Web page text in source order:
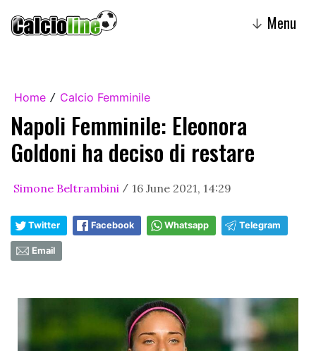
↓ Menu
Home / Calcio Femminile
Napoli Femminile: Eleonora
Goldoni ha deciso di restare
Simone Beltrambini / 16 June 2021, 14:29
Twitter Facebook Whatsapp Telegram
Email